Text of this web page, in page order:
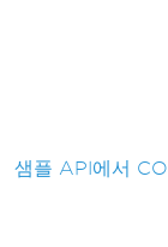
샘플 API에서